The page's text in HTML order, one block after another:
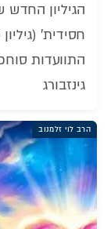
הגיליון החדש
התוועדות
גינזבורג
הרב לוי זלמנוב